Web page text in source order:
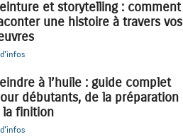
et storytelling : comment
une histoire à travers vos
à l’huile : guide complet
débutants, de la préparation
la finition